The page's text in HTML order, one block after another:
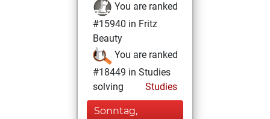
You are ranked
#15940 in Fritz
Beauty
You are ranked
#18449 in Studies
solving
Studies
Sonntag,